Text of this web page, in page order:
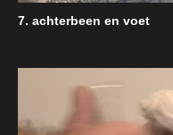
7. achterbeen en voet